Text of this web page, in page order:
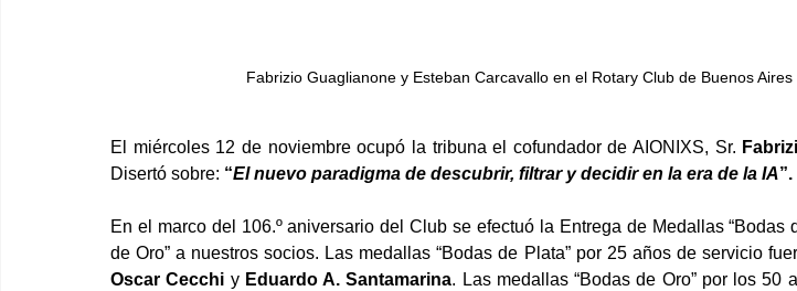
Fabrizio Guaglianone y Esteban Carcavallo en el Rotary Club de Buenos Aires
El miércoles 12 de noviembre ocupó la tribuna el cofundador de AIONIXS, Sr.
Disertó sobre: “El nuevo paradigma de descubrir, filtrar y decidir en la era de la IA”.
En el marco del 106.º aniversario del Club se efectuó la Entrega de Medallas “Bodas
Oscar Cecchi y Eduardo A. Santamarina. Las medallas “Bodas de Oro” por los 50